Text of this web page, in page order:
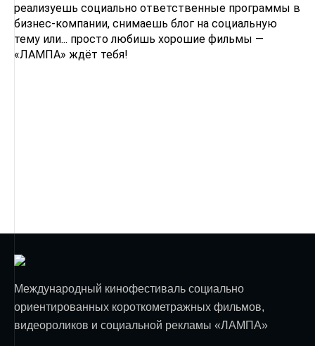
реализуешь социально ответственные программы в
бизнес-компании, снимаешь блог на социальную
тему или... просто любишь хорошие фильмы —
«ЛАМПА» ждёт тебя!
Международный кинофестиваль социально
ориентированных короткометражных фильмов,
видеороликов и социальной рекламы «ЛАМПА»